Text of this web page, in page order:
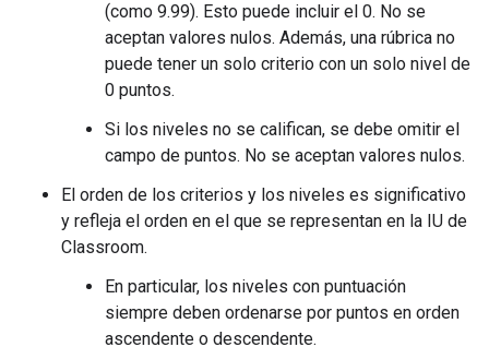
(como 9.99). Esto puede incluir el 0. No se
aceptan valores nulos. Además, una rúbrica no
puede tener un solo criterio con un solo nivel de
0 puntos.
Si los niveles no se califican, se debe omitir el
campo de puntos. No se aceptan valores nulos.
El orden de los criterios y los niveles es significativo
y refleja el orden en el que se representan en la IU de
Classroom.
En particular, los niveles con puntuación
siempre deben ordenarse por puntos en orden
ascendente o descendente.